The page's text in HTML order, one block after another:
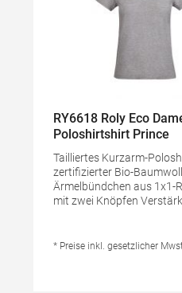
RY6618 Roly Eco
Poloshirtshirt Prince
Tailliertes Kurzarm-
zertifizierter Bio-Baumwolle Kragen
Ärmelbündchen aus 1x1-Rippe
mit zwei Knöpfen Verstärkte Nahtabdeckung
Herausreißbares
waschbarBügeln
* Preise inkl. gesetzlicher